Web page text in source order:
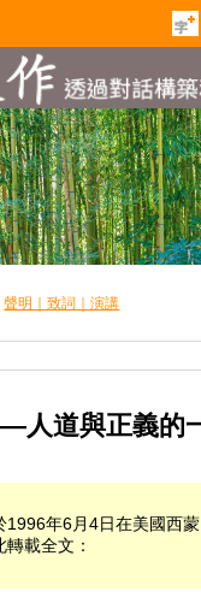
聲明｜致詞｜演講
人道與正義的
年6月4日在美國西蒙
載全文：